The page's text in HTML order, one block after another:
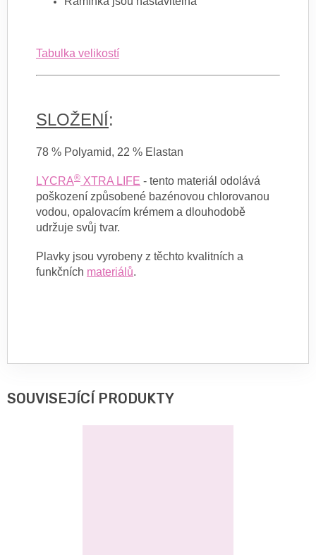
Tabulka velikostí
SLOŽENÍ:
78 % Polyamid, 22 % Elastan
LYCRA® XTRA LIFE - tento materiál odolává
poškození způsobené bazénovou chlorovanou
vodou, opalovacím krémem a dlouhodobě
udržuje svůj tvar.
Plavky jsou vyrobeny z těchto kvalitních a
funkčních materiálů.
SOUVISEJÍCÍ PRODUKTY